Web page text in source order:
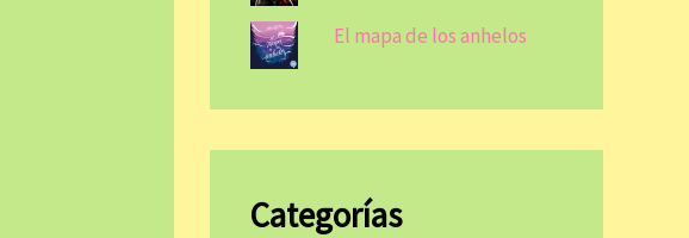
El mapa de los anhelos
Categorías